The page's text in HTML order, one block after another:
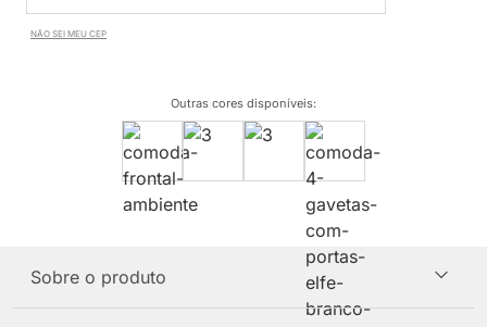
NÃO SEI MEU CEP
Outras cores disponíveis:
Sobre o produto